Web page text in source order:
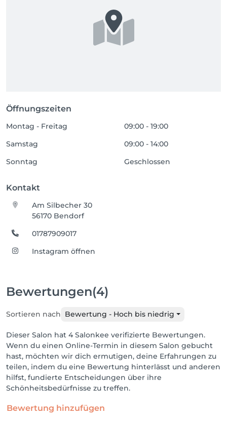
Öffnungszeiten
Montag - Freitag
09:00 - 19:00
Samstag
09:00 - 14:00
Sonntag
Geschlossen
Kontakt
Am Silbecher 30
56170 Bendorf
01787909017
Instagram öffnen
Bewertungen(4)
Sortieren nach Bewertung - Hoch bis niedrig
Dieser Salon hat 4 Salonkee verifizierte Bewertungen.
Wenn du einen Online-Termin in diesem Salon gebucht
hast, möchten wir dich ermutigen, deine Erfahrungen zu
teilen, indem du eine Bewertung hinterlässt und anderen
hilfst, fundierte Entscheidungen über ihre
Schönheitsbedürfnisse zu treffen.
Bewertung hinzufügen